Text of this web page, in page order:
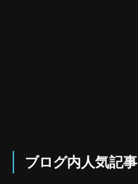
ブログ内人気記事